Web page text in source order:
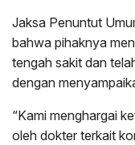
Jaksa Penuntut
bahwa pihaknya
tengah sakit dan
dengan
“Kami menghargai
oleh dokter terkait